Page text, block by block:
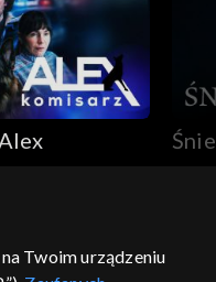
Twoim urządzeniu